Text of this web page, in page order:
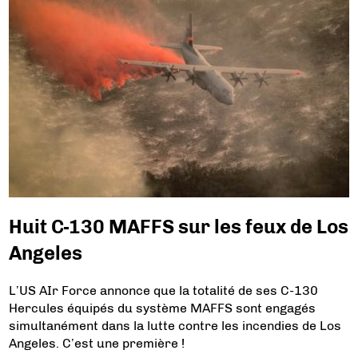
Huit C-130 MAFFS sur les feux de Los
Angeles
L’US AIr Force annonce que la totalité de ses C-130
Hercules équipés du système MAFFS sont engagés
simultanément dans la lutte contre les incendies de Los
Angeles. C’est une première !